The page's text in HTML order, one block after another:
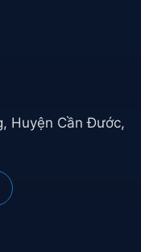
Huyện Cần Đước,